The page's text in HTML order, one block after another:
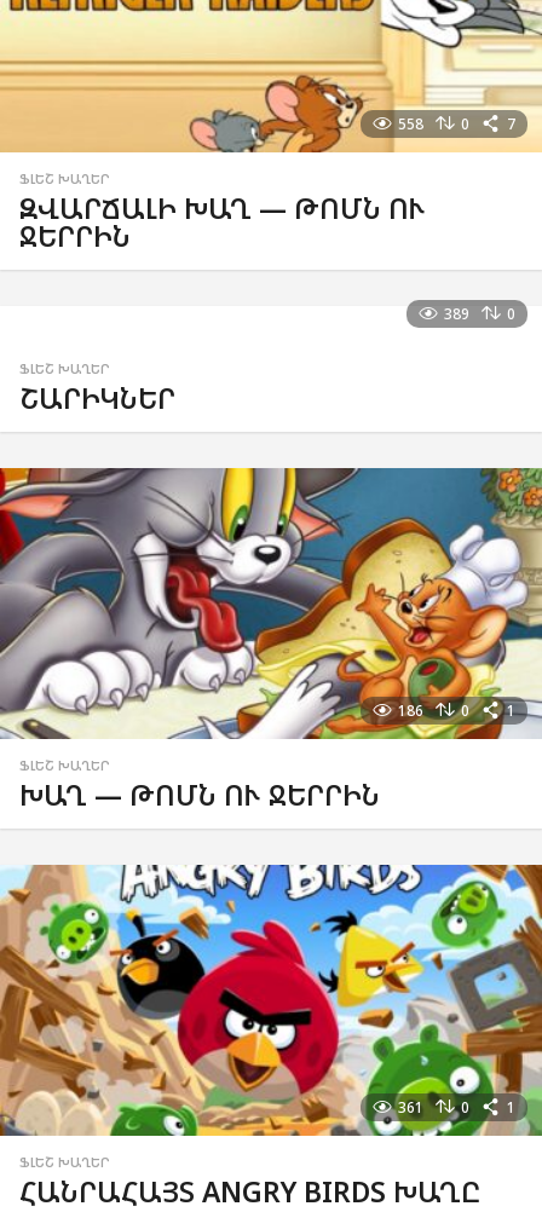
558 0 7
ՖԼԵՇ ԽԱՂԵՐ
ԶՎԱՐՃԱԼԻ ԽԱՂ — ԹՈՄՆ ՈՒ
ՋԵՐՐԻՆ
389 0
ՖԼԵՇ ԽԱՂԵՐ
ՇԱՐԻԿՆԵՐ
186 0 1
ՖԼԵՇ ԽԱՂԵՐ
ԽԱՂ — ԹՈՄՆ ՈՒ ՋԵՐՐԻՆ
361 0 1
ՖԼԵՇ ԽԱՂԵՐ
ՀԱՆՐԱՀԱՅՏ ANGRY BIRDS ԽԱՂԸ